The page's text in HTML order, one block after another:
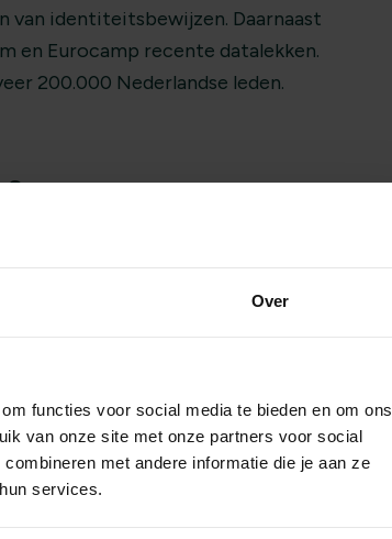
Over
functies voor social media te bieden en om ons
van onze site met onze partners voor social
met andere informatie die je aan ze
services.
van identiteitsbewijzen. Daarnaast
en Eurocamp recente datalekken.
200.000 Nederlandse leden.
dat privacy vooral een
zien: privacy draait vooral om grip